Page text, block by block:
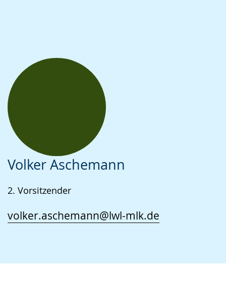
Volker Aschemann
2. Vorsitzender
volker.aschemann@lwl-mlk.de